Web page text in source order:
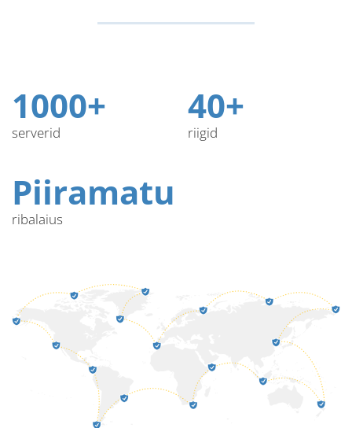
1000+
serverid
40+
riigid
Piiramatu
ribalaius